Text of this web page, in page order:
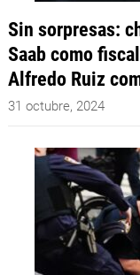
Sin sorpresas:
Saab como
Alfredo Ruiz
31 octubre, 2024